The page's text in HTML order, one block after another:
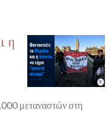
η
μεταναστών στη